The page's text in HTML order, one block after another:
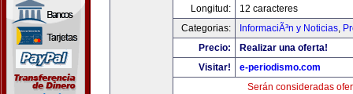
Longitud:
12 caracteres
Categorias:
InformaciÃ³n y Noticias,
Precio:
Realizar una oferta!
Visitar!
e-periodismo.com
Serán consideradas